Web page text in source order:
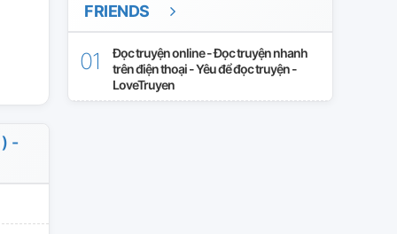
-
FRIENDS
Đọc truyện online - Đọc truyện nhanh
trên điện thoại - Yêu để đọc truyện -
LoveTruyen